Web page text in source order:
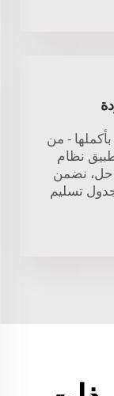
- من
نظام
نضمن
تسليم